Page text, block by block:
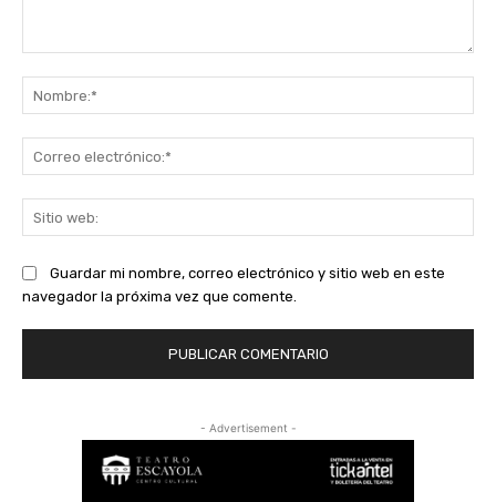
Guardar mi nombre, correo electrónico y sitio web en este
navegador la próxima vez que comente.
- Advertisement -